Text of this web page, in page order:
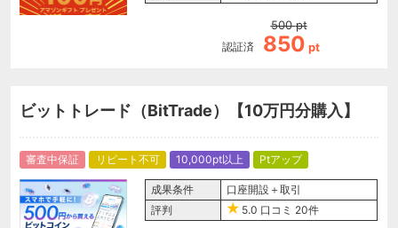
認証済
500 pt
850 pt
ビットトレード（BitTrade）【10万円分購入】
審査中保証 リピート不可 10,000pt以上 Ptアップ
成果条件
口座開設＋取引
評判
5.0 口コミ 20件